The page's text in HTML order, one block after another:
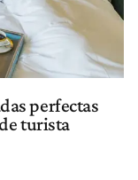
perfectas
turista